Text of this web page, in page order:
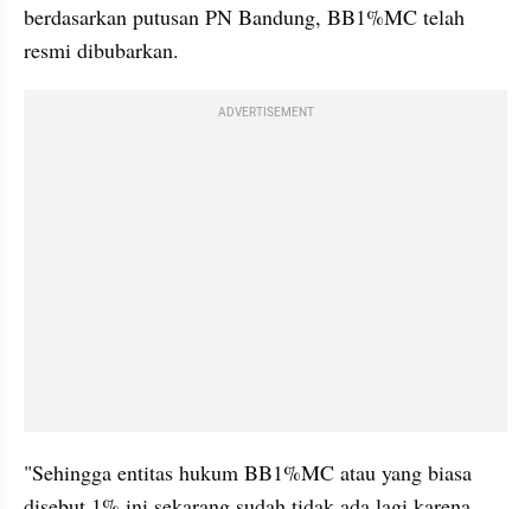
berdasarkan putusan PN Bandung, BB1%MC telah
resmi dibubarkan.
ADVERTISEMENT
"Sehingga entitas hukum BB1%MC atau yang biasa